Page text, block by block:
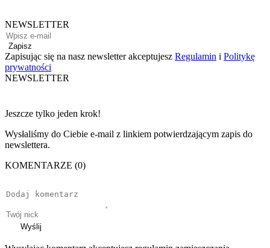
NEWSLETTER
Zapisz
Zapisując się na nasz newsletter akceptujesz Regulamin i Politykę
prywatności
NEWSLETTER
Jeszcze tylko jeden krok!
Wysłaliśmy do Ciebie e-mail z linkiem potwierdzającym zapis do
newslettera.
KOMENTARZE (0)
Wyślij